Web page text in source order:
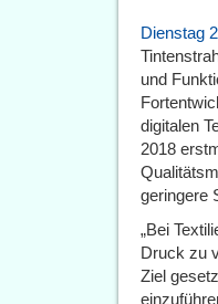
Dienstag
und
digitalen
2018
geringere
„Bei
Druck zu
Ziel